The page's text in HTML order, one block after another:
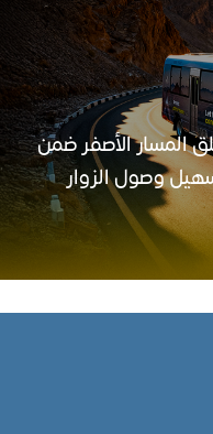
الأصفر ضمن
وصول الزوار